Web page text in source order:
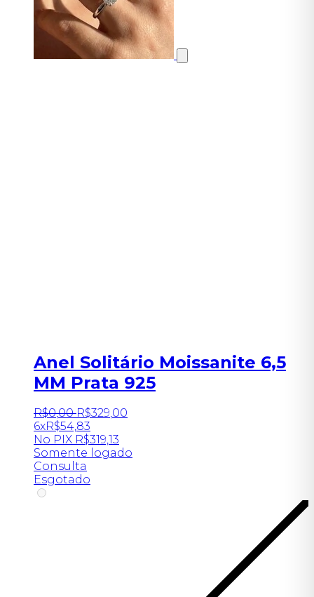
Anel Solitário Moissanite 6,5
MM Prata 925
R$0,00 R$329,00
6xR$54,83
No PIX R$319,13
Somente logado
Consulta
Esgotado